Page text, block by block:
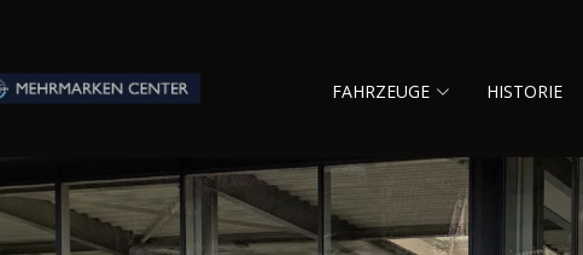
FAHRZEUGE HISTORIE